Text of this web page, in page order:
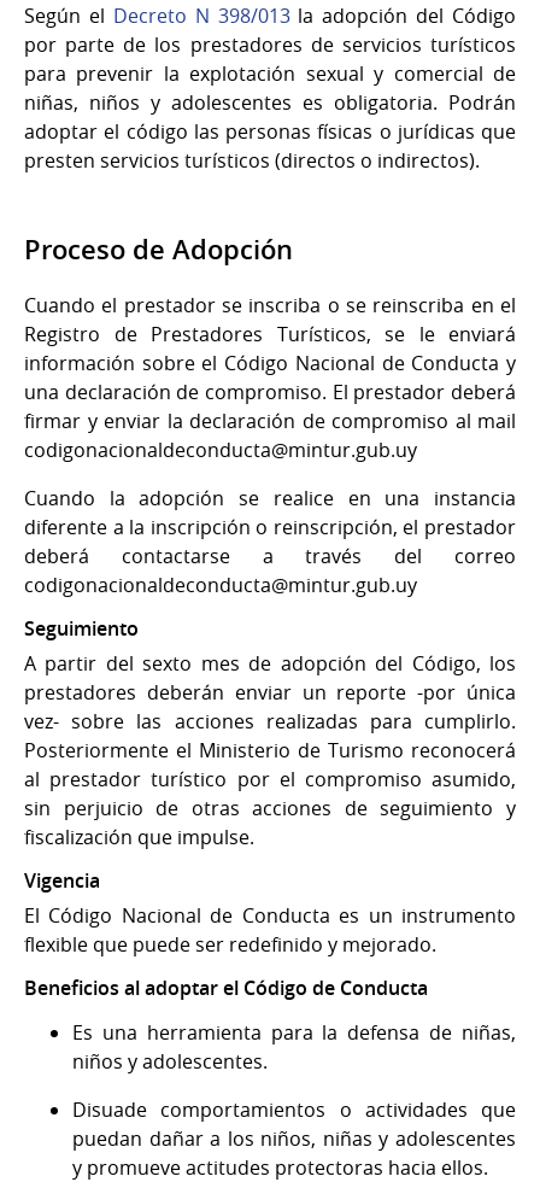
Según el Decreto N 398/013la adopción del Código
por parte de los prestadores de servicios turísticos
para prevenir la explotación sexual y comercial de
niñas, niños y adolescentes es obligatoria. Podrán
adoptar el código las personas físicas o jurídicas que
presten servicios turísticos (directos o indirectos).
Proceso de Adopción
Cuando el prestador se inscriba o se reinscriba en el
Registro de Prestadores Turísticos, se le enviará
información sobre el Código Nacional de Conducta y
una declaración de compromiso. El prestador deberá
firmar y enviar la declaración de compromiso al mail
codigonacionaldeconducta@mintur.gub.uy
Cuando la adopción se realice en una instancia
diferente a la inscripción o reinscripción, el prestador
deberá contactarse a través del correo
codigonacionaldeconducta@mintur.gub.uy
Seguimiento
A partir del sexto mes de adopción del Código, los
prestadores deberán enviar un reporte -por única
vez- sobre las acciones realizadas para cumplirlo.
Posteriormente el Ministerio de Turismo reconocerá
al prestador turístico por el compromiso asumido,
sin perjuicio de otras acciones de seguimiento y
fiscalización que impulse.
Vigencia
El Código Nacional de Conducta es un instrumento
flexible que puede ser redefinido y mejorado.
Beneficios al adoptar el Código de Conducta
Es una herramienta para la defensa de niñas,
niños y adolescentes.
Disuade comportamientos o actividades que
puedan dañar a los niños, niñas y adolescentes
y promueve actitudes protectoras hacia ellos.